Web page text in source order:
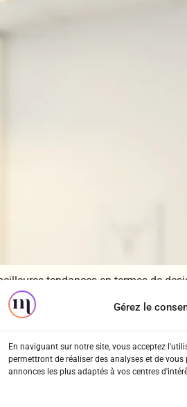
Gérez le
En naviguant sur notre site, vous acceptez
permettront de réaliser des analyses et de
annonces les plus adaptés à vos centres
tendances en termes de
et sont influencées par les